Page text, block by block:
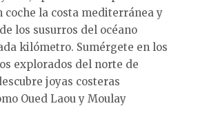
coche la costa mediterránea y
los susurros del océano
kilómetro. Sumérgete en los
explorados del norte de
joyas costeras
Oued Laou y Moulay